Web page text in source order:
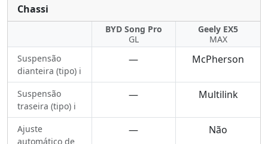
Chassi
BYD Song Pro
GL
Geely EX5
MAX
Suspensão
dianteira (tipo) ℹ️
— McPherson
Suspensão
traseira (tipo) ℹ️
— Multilink
Ajuste
automático de
— Não